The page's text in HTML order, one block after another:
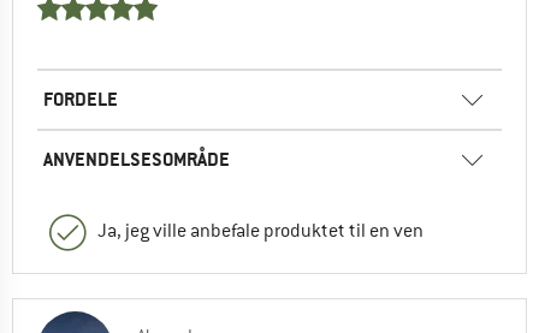
FORDELE
ANVENDELSESOMRÅDE
Ja, jeg ville anbefale produktet til en ven